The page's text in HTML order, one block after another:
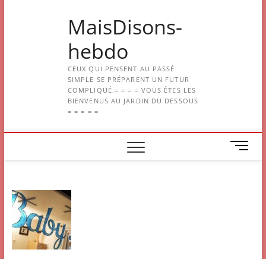
MaisDisons-
hebdo
CEUX QUI PENSENT AU PASSÉ
SIMPLE SE PRÉPARENT UN FUTUR
COMPLIQUÉ.= = = = VOUS ÊTES LES
BIENVENUS AU JARDIN DU DESSOUS
= = = = =
M
e